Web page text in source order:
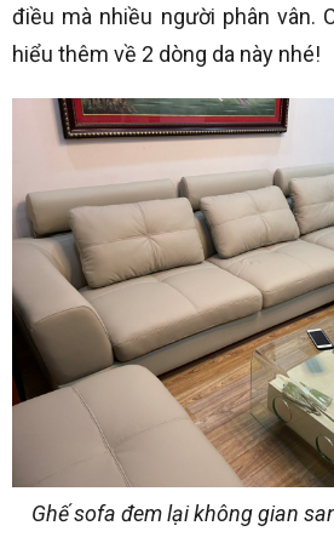
điều mà nhiều người phân vân.
hiểu thêm về 2 dòng da này nhé!
Ghế sofa đem lại không gian